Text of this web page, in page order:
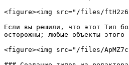
<figure><img src="/files/
Если вы решили, что этот Тип
осторожны; любые объекты
<figure><img src="/files/